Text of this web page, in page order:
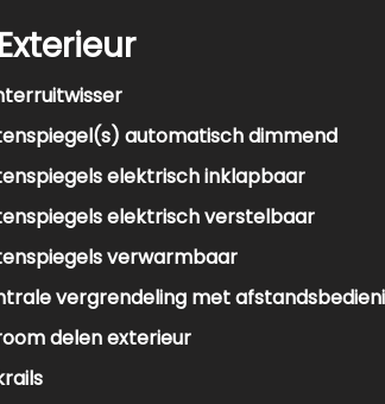
Exterieur
automatisch dimmend
elektrisch inklapbaar
elektrisch verstelbaar
verwarmbaar
vergrendeling met
delen exterieur